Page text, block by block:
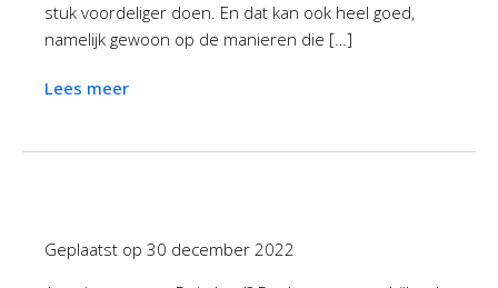
stuk voordeliger doen. En dat kan ook heel goed,
namelijk gewoon op de manieren die […]
Lees meer
Geplaatst op 30 december 2022